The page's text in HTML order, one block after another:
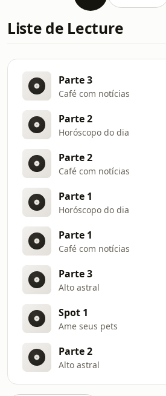
Liste de Lecture
Parte 3
Café com notícias
Parte 2
Horóscopo do dia
Parte 2
Café com notícias
Parte 1
Horóscopo do dia
Parte 1
Café com notícias
Parte 3
Alto astral
Spot 1
Ame seus pets
Parte 2
Alto astral